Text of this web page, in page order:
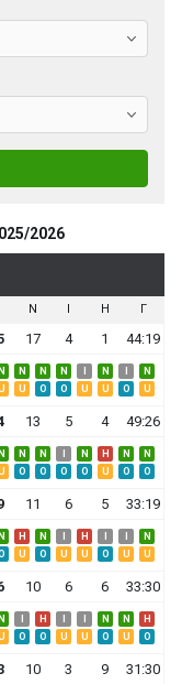
2026
N I H Γ
17 4 1 44:19
N N N N N
N
U O O U U O U
13 5 4 49:26
N N N N H N
N
O O O O U O O
11 6 5 33:19
N H N H
N
U O U U O U U
10 6 6 33:30
N H N N
H
O O U U O U O
10 3 9 31:30